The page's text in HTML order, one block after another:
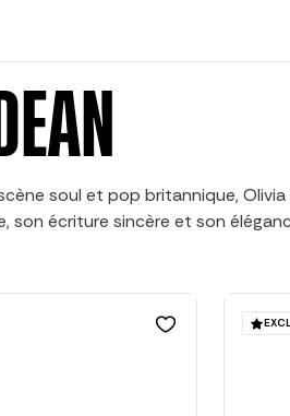
soul et pop britannique,
son écriture sincère et son
compositrice-interprète
à des chansons qui capturent
les relations humaines et les